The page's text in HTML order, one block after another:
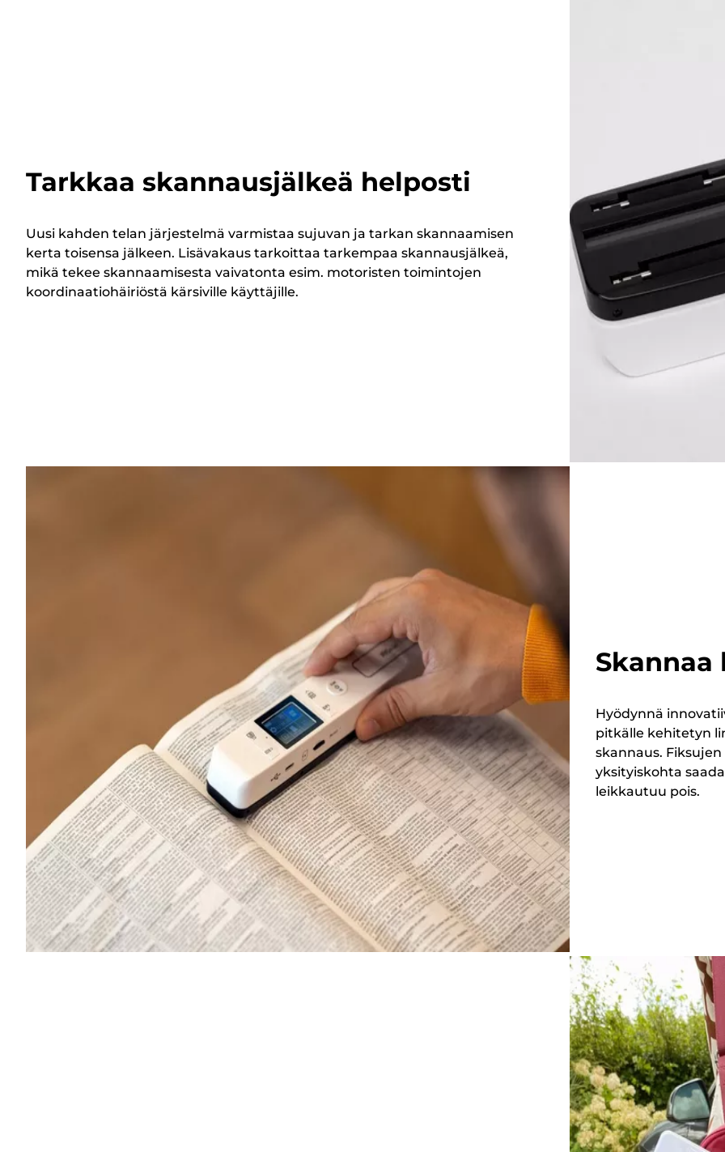
Tarkkaa skannausjälkeä helposti
Uusi kahden telan järjestelmä varmistaa sujuvan ja tarkan skannaamisen
kerta toisensa jälkeen. Lisävakaus tarkoittaa tarkempaa skannausjälkeä,
mikä tekee skannaamisesta vaivatonta esim. motoristen toimintojen
koordinaatiohäiriöstä kärsiville käyttäjille.
Skannaa
Hyödynnä
pitkälle kehitetyn
skannaus.
yksityiskohta
leikkautuu pois.